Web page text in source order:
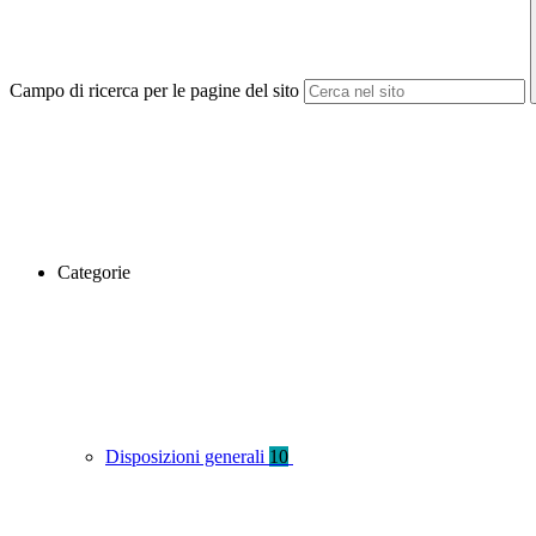
Campo di ricerca per le pagine del sito
Categorie
Disposizioni generali 10